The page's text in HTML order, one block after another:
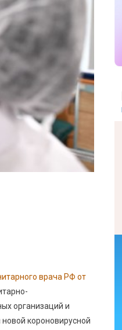
врача РФ от
организаций и
короновирусной